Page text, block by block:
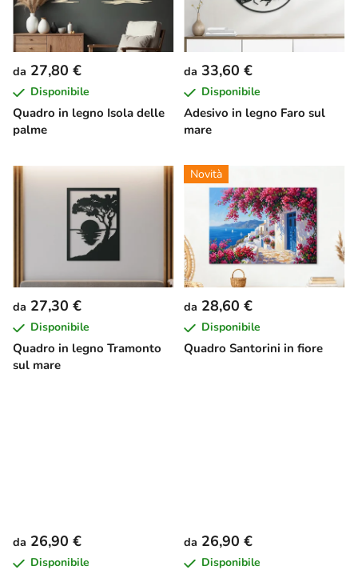
Quadro in legno Isola delle
palme
da 27,80 €
Disponibile
Adesivo in legno Faro sul
mare
da 33,60 €
Disponibile
Quadro in legno Tramonto
sul mare
da 27,30 €
Disponibile
Novità
Quadro Santorini in fiore
da 28,60 €
Disponibile
da 26,90 €
Disponibile
da 26,90 €
Disponibile